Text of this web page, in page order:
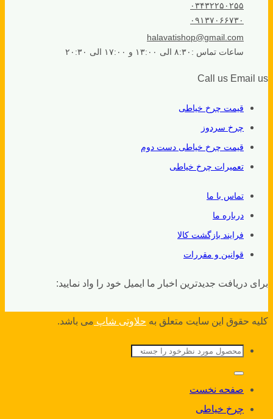
۰۳۴۳۲۲۵۰۲۵۵
۰۹۱۳۷۰۶۶۷۳۰
halavatishop@gmail.com
ساعات تماس :۸:۳۰ الی ۱۳:۰۰ و ۱۷:۰۰ الی ۲۰:۳۰
Call us Email us
قیمت چرخ خیاطی
چرخ سردوز
قیمت چرخ خیاطی دست دوم
تعمیرات چرخ خیاطی
تماس با ما
درباره ما
فرایند بازگشت کالا
قوانین و مقررات
برای دریافت جدیدترین اخبار ما ایمیل خود را واد نمایید:
کلیه حقوق این سایت متعلق به حلاوتی شاپ می باشد.
جستجو
برای:
صفحه نخست
چرخ خیاطی